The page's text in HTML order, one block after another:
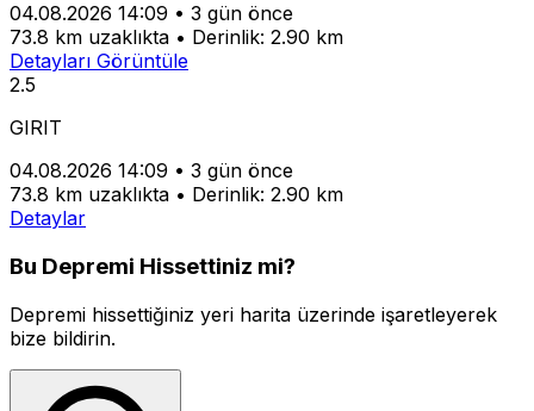
04.08.2026 14:09 • 3 gün önce
73.8 km uzaklıkta • Derinlik: 2.90 km
Detayları Görüntüle
2.5
GIRIT
04.08.2026 14:09 • 3 gün önce
73.8 km uzaklıkta • Derinlik: 2.90 km
Detaylar
Bu Depremi Hissettiniz mi?
Depremi hissettiğiniz yeri harita üzerinde işaretleyerek
bize bildirin.